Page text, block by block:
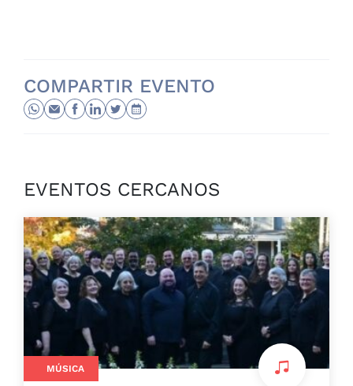
COMPARTIR EVENTO
EVENTOS CERCANOS
MÚSICA